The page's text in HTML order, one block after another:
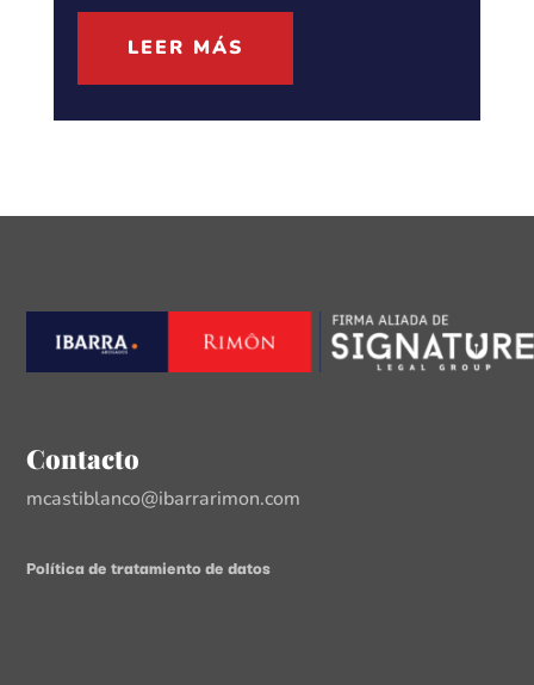
LEER MÁS
Contacto
mcastiblanco@ibarrarimon.com
Política de tratamiento de datos